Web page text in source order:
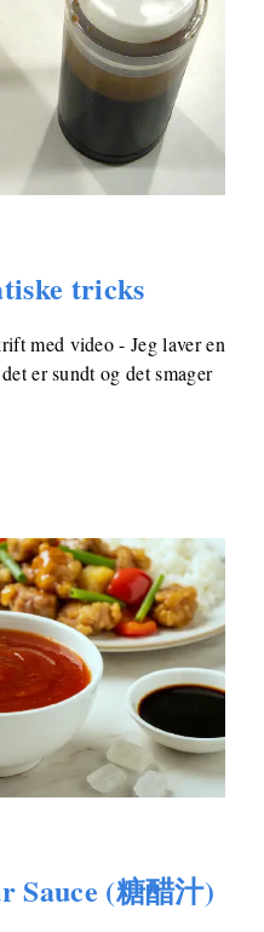
tricks
med video - Jeg laver en
er sundt og det smager
Sauce (糖醋汁)